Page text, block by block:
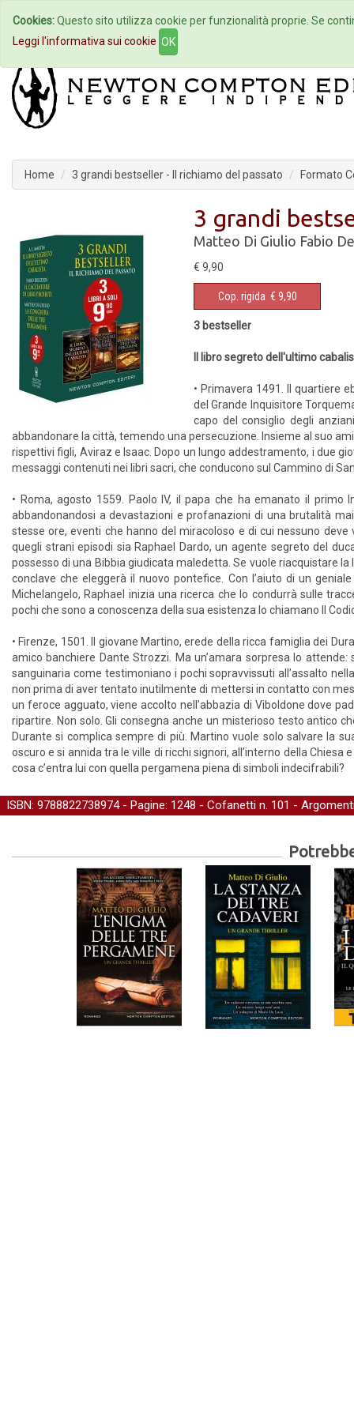
Home Autori Eventi
Home 3 grandi bestseller - Il richiamo del passato Formato
3 grandi
Matteo Di Giulio Fabio
€ 9,90
Cop. rigida € 9,90
3 bestseller
Il libro segreto dell'ultimo
• Primavera 1491. Il quartiere
del Grande Inquisitore
capo del consiglio degli
abbandonare la città, temendo una persecuzione. Insieme al suo
rispettivi figli, Aviraz e Isaac. Dopo un lungo addestramento, i due
messaggi contenuti nei libri sacri, che conducono sul Cammino di
• Roma, agosto 1559. Paolo IV, il papa che ha emanato il primo
abbandonandosi a devastazioni e profanazioni di una brutalità
stesse ore, eventi che hanno del miracoloso e di cui nessuno
quegli strani episodi sia Raphael Dardo, un agente segreto del
possesso di una Bibbia giudicata maledetta. Se vuole riacquistare
conclave che eleggerà il nuovo pontefice. Con l’aiuto di un
Michelangelo, Raphael inizia una ricerca che lo condurrà sulle
pochi che sono a conoscenza della sua esistenza lo chiamano Il
• Firenze, 1501. Il giovane Martino, erede della ricca famiglia dei
amico banchiere Dante Strozzi. Ma un’amara sorpresa lo
sanguinaria come testimoniano i pochi sopravvissuti all’assalto
non prima di aver tentato inutilmente di mettersi in contatto con
un feroce agguato, viene accolto nell’abbazia di Viboldone dove
ripartire. Non solo. Gli consegna anche un misterioso testo antico
Durante si complica sempre di più. Martino vuole solo salvare la
oscuro e si annida tra le ville di ricchi signori, all’interno della
cosa c’entra lui con quella pergamena piena di simboli indecifrabili?
ISBN: 9788822738974 - Pagine: 1248 - Cofanetti n. 101 -
Cookies:Questo sito utilizza cookie per funzionalità proprie. Se
Leggi l'informativa sui cookie OK